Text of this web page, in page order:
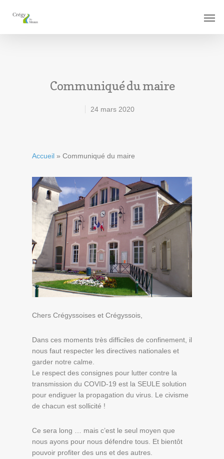
Communiqué du maire
24 mars 2020
Accueil » Communiqué du maire
Chers Crégyssoises et Crégyssois,
Dans ces moments très difficiles de confinement, il
nous faut respecter les directives nationales et
garder notre calme.
Le respect des consignes pour lutter contre la
transmission du COVID-19 est la SEULE solution
pour endiguer la propagation du virus. Le civisme
de chacun est sollicité !
Ce sera long … mais c’est le seul moyen que
nous ayons pour nous défendre tous. Et bientôt
pouvoir profiter des uns et des autres.